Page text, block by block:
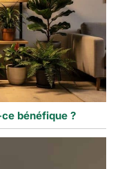
bénéfique ?